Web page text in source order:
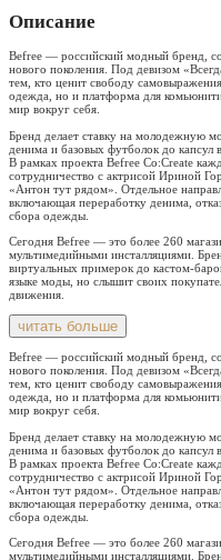
Описание
Befree — российский модный бренд,
нового поколения. Под девизом
тем, кто ценит свободу
одежда, но и платформа для
мир вокруг себя.
Бренд делает ставку на молодежную
денима и базовых футболок до
В рамках проекта Befree Co:Create
сотрудничество с актрисой Ириной
«Антон тут рядом». Отдельное
включающая переработку денима,
сбора одежды.
Сегодня Befree — это более 260
мультимедийными инсталляциями.
виртуальных примерок до кастом-
языке моды, но слышит своих
движения.
читать больше
Befree — российский модный бренд,
нового поколения. Под девизом
тем, кто ценит свободу
одежда, но и платформа для
мир вокруг себя.
Бренд делает ставку на молодежную
денима и базовых футболок до
В рамках проекта Befree Co:Create
сотрудничество с актрисой Ириной
«Антон тут рядом». Отдельное
включающая переработку денима,
сбора одежды.
Сегодня Befree — это более 260
мультимедийными инсталляциями.